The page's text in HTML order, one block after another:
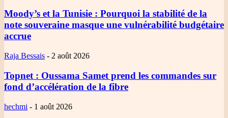
Moody’s et la Tunisie : Pourquoi la stabilité de la
note souveraine masque une vulnérabilité budgétaire
accrue
Raja Bessais - 2 août 2026
Topnet : Oussama Samet prend les commandes sur
fond d’accélération de la fibre
hechmi - 1 août 2026